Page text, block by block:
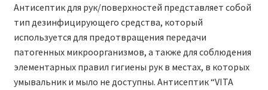
Антисептик для рук/поверхностей представляет собой
тип дезинфицирующего средства, который
используется для предотвращения передачи
патогенных микроорганизмов, а также для соблюдения
элементарных правил гигиены рук в местах, в которых
умывальник и мыло не доступны. Антисептик “VITA